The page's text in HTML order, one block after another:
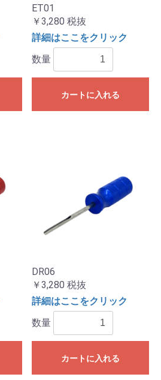
ET01
￥3,280 税抜
詳細はここをクリック
数量
カートに入れる
DR06
￥3,280 税抜
詳細はここをクリック
数量
カートに入れる